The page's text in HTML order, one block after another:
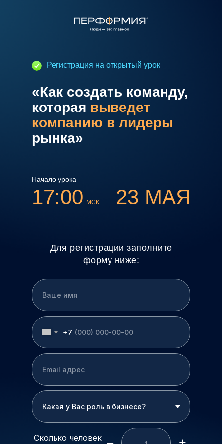
«Как создать команду,
которая выведет
компанию в лидеры
рынка»
Регистрация на открытый урок
Начало урока
17:00 23 МАЯ
МСК
+7
Сколько человек
Для регистрации заполните
форму ниже: